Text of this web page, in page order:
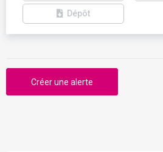
Dépôt
Créer une alerte